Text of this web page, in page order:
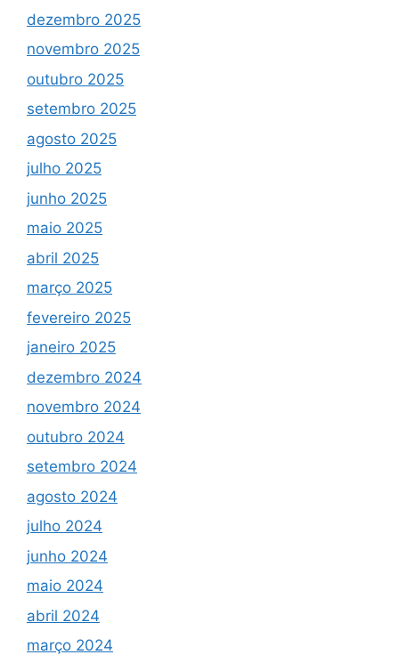
dezembro 2025
novembro 2025
outubro 2025
setembro 2025
agosto 2025
julho 2025
junho 2025
maio 2025
abril 2025
março 2025
fevereiro 2025
janeiro 2025
dezembro 2024
novembro 2024
outubro 2024
setembro 2024
agosto 2024
julho 2024
junho 2024
maio 2024
abril 2024
março 2024